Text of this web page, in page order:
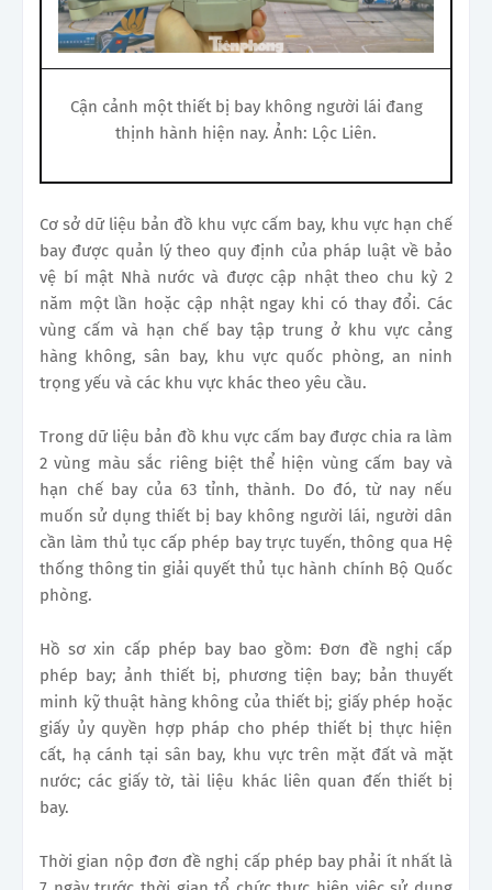
Cận cảnh một thiết bị bay không người lái đang
thịnh hành hiện nay. Ảnh: Lộc Liên.
Cơ sở dữ liệu bản đồ khu vực cấm bay, khu vực hạn chế
bay được quản lý theo quy định của pháp luật về bảo
vệ bí mật Nhà nước và được cập nhật theo chu kỳ 2
năm một lần hoặc cập nhật ngay khi có thay đổi. Các
vùng cấm và hạn chế bay tập trung ở khu vực cảng
hàng không, sân bay, khu vực quốc phòng, an ninh
trọng yếu và các khu vực khác theo yêu cầu.
Trong dữ liệu bản đồ khu vực cấm bay được chia ra làm
2 vùng màu sắc riêng biệt thể hiện vùng cấm bay và
hạn chế bay của 63 tỉnh, thành. Do đó, từ nay nếu
muốn sử dụng thiết bị bay không người lái, người dân
cần làm thủ tục cấp phép bay trực tuyến, thông qua Hệ
thống thông tin giải quyết thủ tục hành chính Bộ Quốc
phòng.
Hồ sơ xin cấp phép bay bao gồm: Đơn đề nghị cấp
phép bay; ảnh thiết bị, phương tiện bay; bản thuyết
minh kỹ thuật hàng không của thiết bị; giấy phép hoặc
giấy ủy quyền hợp pháp cho phép thiết bị thực hiện
cất, hạ cánh tại sân bay, khu vực trên mặt đất và mặt
nước; các giấy tờ, tài liệu khác liên quan đến thiết bị
bay.
Thời gian nộp đơn đề nghị cấp phép bay phải ít nhất là